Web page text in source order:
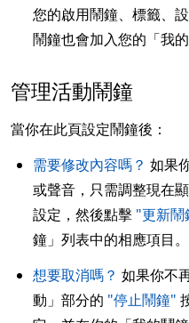
您的啟用鬧鐘、標籤、
鬧鐘也會加入您的「我
管理活動鬧鐘
當你在此頁設定鬧鐘後：
需要修改內容嗎？ 如果
或聲音，只需調整現在
設定，然後點擊 "更新鬧
鐘」列表中的相應項目。
想要取消嗎？ 如果你不
動」部分的 "停止鬧鐘"